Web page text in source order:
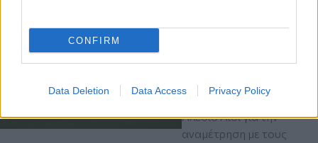
CONFIRM
Data Deletion Data Access Privacy Policy
για το ματς με την
Άντερλεχτ
Δείτε τις επιλογές του
Αλέσιο Λίσι για την
αναμέτρηση με τους